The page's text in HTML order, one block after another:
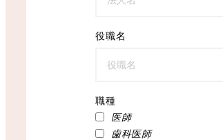
役職名
職種
医師
歯科医師